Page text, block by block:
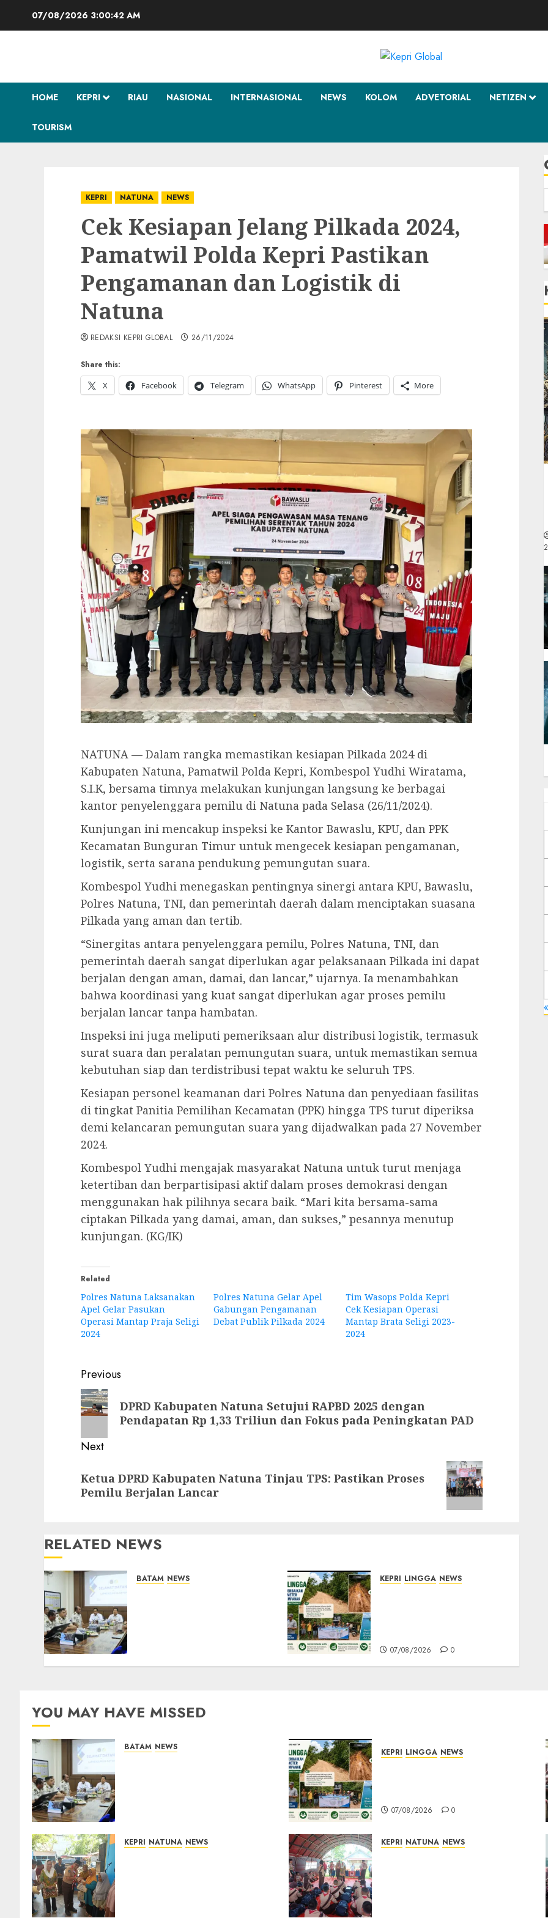
07/08/2026 3:00:43 AM
HOME KEPRI RIAU NASIONAL INTERNASIONAL NEWS KOLOM ADVETORIAL NETIZEN
TOURISM
KEPRI NATUNA NEWS
Cek Kesiapan Jelang Pilkada 2024,
Pamatwil Polda Kepri Pastikan
Pengamanan dan Logistik di
Natuna
Share this:
X
Facebook Telegram WhatsApp Pinterest More
REDAKSI KEPRI GLOBAL 26/11/2024
NATUNA — Dalam rangka memastikan kesiapan Pilkada 2024 di
Kabupaten Natuna, Pamatwil Polda Kepri, Kombespol Yudhi Wiratama,
S.I.K, bersama timnya melakukan kunjungan langsung ke berbagai
kantor penyelenggara pemilu di Natuna pada Selasa (26/11/2024).
Kunjungan ini mencakup inspeksi ke Kantor Bawaslu, KPU, dan PPK
Kecamatan Bunguran Timur untuk mengecek kesiapan pengamanan,
logistik, serta sarana pendukung pemungutan suara.
Kombespol Yudhi menegaskan pentingnya sinergi antara KPU, Bawaslu,
Polres Natuna, TNI, dan pemerintah daerah dalam menciptakan suasana
Pilkada yang aman dan tertib.
“Sinergitas antara penyelenggara pemilu, Polres Natuna, TNI, dan
pemerintah daerah sangat diperlukan agar pelaksanaan Pilkada ini dapat
berjalan dengan aman, damai, dan lancar,” ujarnya. Ia menambahkan
bahwa koordinasi yang kuat sangat diperlukan agar proses pemilu
berjalan lancar tanpa hambatan.
Inspeksi ini juga meliputi pemeriksaan alur distribusi logistik, termasuk
surat suara dan peralatan pemungutan suara, untuk memastikan semua
kebutuhan siap dan terdistribusi tepat waktu ke seluruh TPS.
Kesiapan personel keamanan dari Polres Natuna dan penyediaan fasilitas
di tingkat Panitia Pemilihan Kecamatan (PPK) hingga TPS turut diperiksa
demi kelancaran pemungutan suara yang dijadwalkan pada 27 November
2024.
Kombespol Yudhi mengajak masyarakat Natuna untuk turut menjaga
ketertiban dan berpartisipasi aktif dalam proses demokrasi dengan
menggunakan hak pilihnya secara baik. “Mari kita bersama-sama
ciptakan Pilkada yang damai, aman, dan sukses,” pesannya menutup
kunjungan. (KG/IK)
Related
Polres Natuna Laksanakan
Apel Gelar Pasukan
Operasi Mantap Praja Seligi
2024
Polres Natuna Gelar Apel
Gabungan Pengamanan
Debat Publik Pilkada 2024
Tim Wasops Polda Kepri
Cek Kesiapan Operasi
Mantap Brata Seligi 2023-
2024
Post
navigation
Previous
Previous
post:
DPRD Kabupaten Natuna Setujui RAPBD 2025 dengan
Pendapatan Rp 1,33 Triliun dan Fokus pada Peningkatan PAD
Next
post:
Ketua DPRD Kabupaten Natuna Tinjau TPS: Pastikan Proses
Pemilu Berjalan Lancar
RELATED NEWS
BATAM NEWS KEPRI LINGGA NEWS
07/08/2026 0
YOU MAY HAVE MISSED
BATAM NEWS KEPRI LINGGA NEWS
07/08/2026 0
KEPRI NATUNA NEWS KEPRI NATUNA NEWS